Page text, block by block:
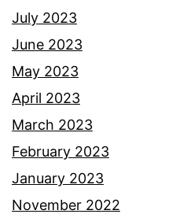
July 2023
June 2023
May 2023
April 2023
March 2023
February 2023
January 2023
November 2022